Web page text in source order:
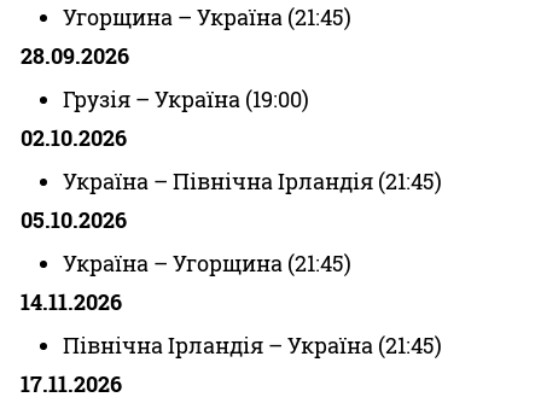
Угорщина – Україна (21:45)
28.09.2026
Грузія – Україна (19:00)
02.10.2026
Україна – Північна Ірландія (21:45)
05.10.2026
Україна – Угорщина (21:45)
14.11.2026
Північна Ірландія – Україна (21:45)
17.11.2026